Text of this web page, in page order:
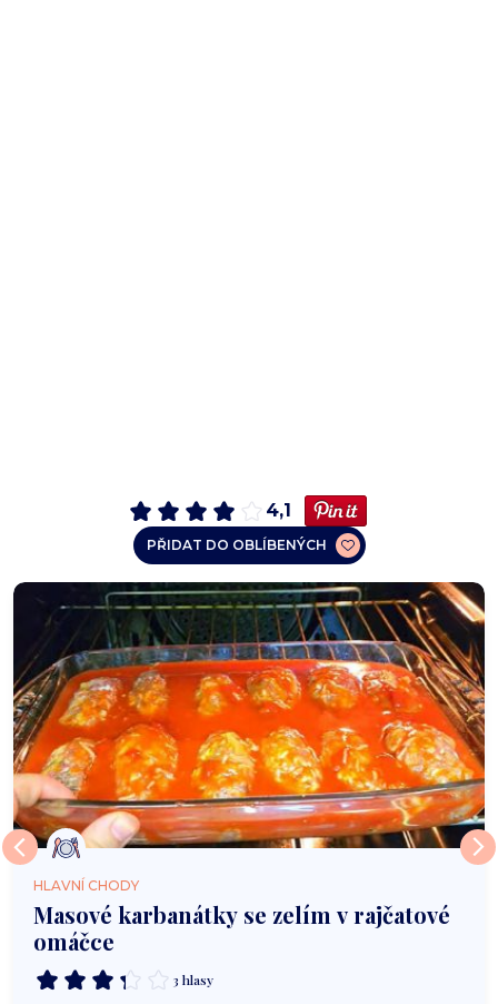
4,1
PŘIDAT DO OBLÍBENÝCH
HLAVNÍ CHODY
Masové karbanátky se zelím v rajčatové
omáčce
3 hlasy